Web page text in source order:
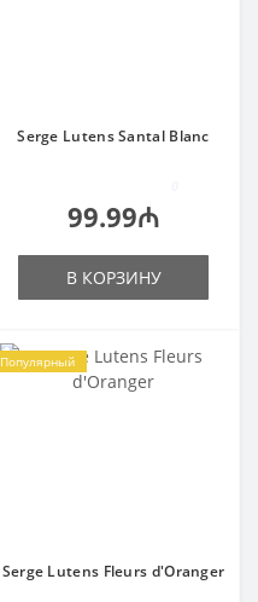
Serge Lutens Santal Blanc
99.99₼
В КОРЗИНУ
Популярный
Serge Lutens Fleurs d'Oranger